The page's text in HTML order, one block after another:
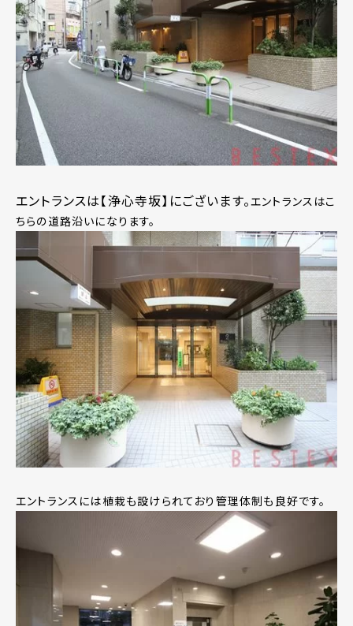
エントランスは【浄心寺坂】にございます。エントランスはこ
ちらの道路沿いになります。
エントランスには植栽も設けられており管理体制も良好です。